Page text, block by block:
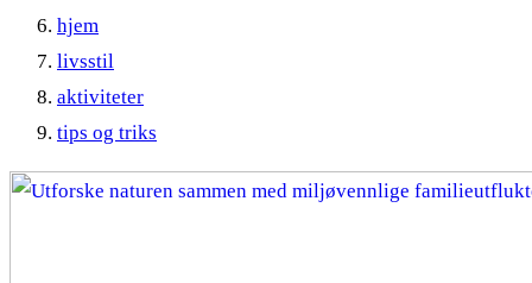
hjem
livsstil
aktiviteter
tips og triks